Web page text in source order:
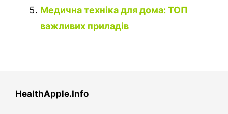
Медична техніка для дома: ТОП
важливих приладів
HealthApple.Info